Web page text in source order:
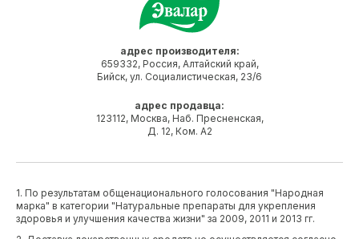
адрес производителя:
659332, Россия, Алтайский край,
Бийск, ул. Социалистическая, 23/6
адрес продавца:
123112, Москва, Наб. Пресненская,
Д. 12, Ком. А2
1. По результатам общенационального голосования "Народная
марка" в категории "Натуральные препараты для укрепления
здоровья и улучшения качества жизни" за 2009, 2011 и 2013 гг.